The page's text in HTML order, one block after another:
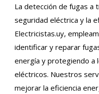
La detección de fugas a
seguridad eléctrica y la
Electricistas.uy,
identificar y reparar
energía y protegiendo a
eléctricos. Nuestros
mejorar la eficiencia